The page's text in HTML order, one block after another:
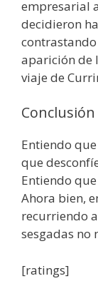
empresarial
decidieron
aparición de
viaje de
Conclusión
Entiendo
que
Entiendo
Ahora bien,
recurriendo
sesgadas no
[ratings]